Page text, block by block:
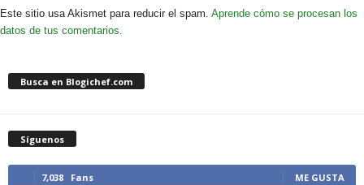
Este sitio usa Akismet para reducir el spam. Aprende cómo se procesan los
datos de tus comentarios.
Busca en Blogichef.com
Síguenos
7,038 Fans ME GUSTA